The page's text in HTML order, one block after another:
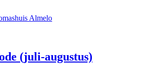
(juli-augustus)